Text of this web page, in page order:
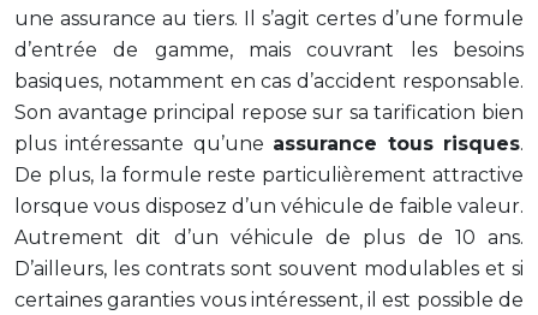
une assurance au tiers. Il s’agit certes d’une formule
d’entrée de gamme, mais couvrant les besoins
basiques, notamment en cas d’accident responsable.
Son avantage principal repose sur sa tarification bien
plus intéressante qu’une assurance tous risques.
De plus, la formule reste particulièrement attractive
lorsque vous disposez d’un véhicule de faible valeur.
Autrement dit d’un véhicule de plus de 10 ans.
D’ailleurs, les contrats sont souvent modulables et si
certaines garanties vous intéressent, il est possible de